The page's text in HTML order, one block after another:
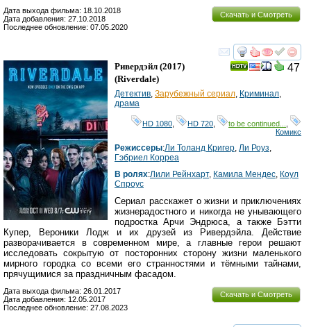
Скачать и Смотреть
Дата выхода фильма: 18.10.2018
Дата добавления: 27.10.2018
Последнее обновление: 07.05.2020
смотреть
47
Ривердэйл (2017)
(Riverdale)
Детектив, Зарубежный сериал, Криминал,
драма
HD 1080 HD 720 to be continued...
Комикс
Режиссеры:Ли Толанд Кригер, Ли Роуз,
Гэбриел Корреа
В ролях:Лили Рейнхарт, Камила Мендес, Коул
Спроус
Сериал расскажет о жизни и приключениях
жизнерадостного и никогда не унывающего
подростка Арчи Эндрюса, а также Бэтти
Купер, Вероники Лодж и их друзей из Ривердэйла. Действие
разворачивается в современном мире, а главные герои решают
исследовать сокрытую от посторонних сторону жизни маленького
мирного городка со всеми его странностями и тёмными тайнами,
прячущимися за праздничным фасадом.
Скачать и Смотреть
Дата выхода фильма: 26.01.2017
Дата добавления: 12.05.2017
Последнее обновление: 27.08.2023